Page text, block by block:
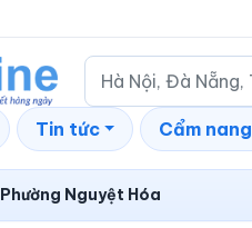
Tin tức Cẩm nang
Phường Nguyệt Hóa